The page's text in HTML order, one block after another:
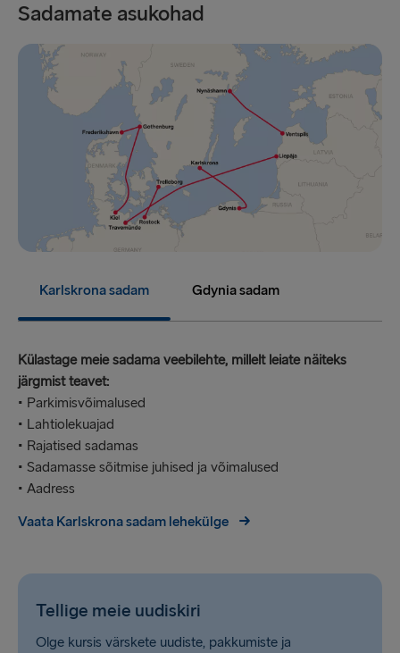
Sadamate asukohad
Karlskrona sadam Gdynia sadam
Külastage meie sadama veebilehte, millelt leiate näiteks
järgmist teavet:
• Parkimisvõimalused
• Lahtiolekuajad
• Rajatised sadamas
• Sadamasse sõitmise juhised ja võimalused
• Aadress
Vaata Karlskrona sadam lehekülge
Tellige meie uudiskiri
Olge kursis värskete uudiste, pakkumiste ja